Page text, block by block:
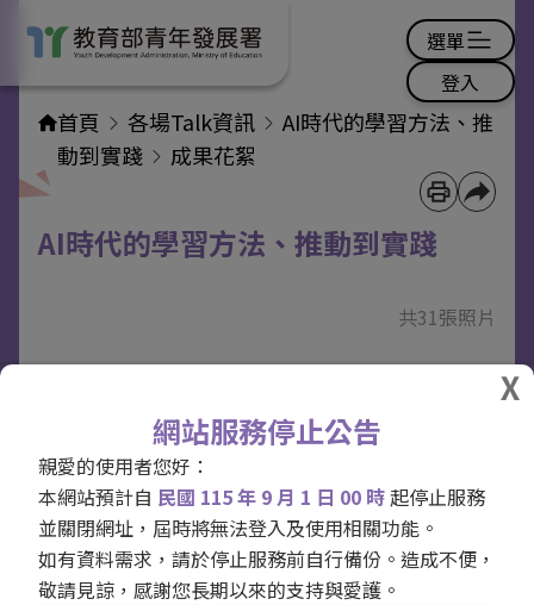
登入
選單
網站服務停止公告
親愛的使用者您好：
本網站預計自 民國 115 年 9 月 1 日 00 時起停止服務
並關閉網址，屆時將無法登入及使用相關功能。
如有資料需求，請於停止服務前自行備份。造成不便，
敬請見諒，感謝您長期以來的支持與愛護。
首頁 各場Talk資訊
AI時代的學習方法、推
動到實踐
成果花絮
AI時代的學習方法、推動到實踐
共31張照片